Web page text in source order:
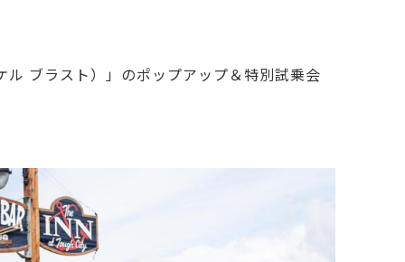
ブラスト）」のポップアップ＆特別試乗会